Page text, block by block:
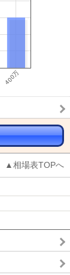
▲相場表TOPへ